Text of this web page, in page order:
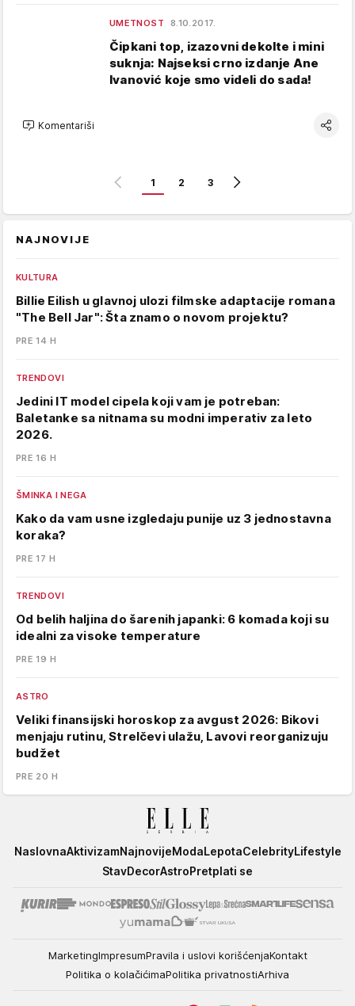
UMETNOST 8.10.2017.
Čipkani top, izazovni dekolte i mini
suknja: Najseksi crno izdanje Ane
Ivanović koje smo videli do sada!
Komentariši
1 2 3
NAJNOVIJE
KULTURA
Billie Eilish u glavnoj ulozi filmske adaptacije romana
"The Bell Jar": Šta znamo o novom projektu?
PRE 14 H
TRENDOVI
Jedini IT model cipela koji vam je potreban:
Baletanke sa nitnama su modni imperativ za leto
2026.
PRE 16 H
ŠMINKA I NEGA
Kako da vam usne izgledaju punije uz 3 jednostavna
koraka?
PRE 17 H
TRENDOVI
Od belih haljina do šarenih japanki: 6 komada koji su
idealni za visoke temperature
PRE 19 H
ASTRO
Veliki finansijski horoskop za avgust 2026: Bikovi
menjaju rutinu, Strelčevi ulažu, Lavovi reorganizuju
budžet
PRE 20 H
Elle
NaslovnaAktivizamNajnovijeModaLepotaCelebrityLifestyle
StavDecorAstroPretplati se
MarketingImpresumPravila i uslovi korišćenjaKontakt
Politika o kolačićimaPolitika privatnostiArhiva